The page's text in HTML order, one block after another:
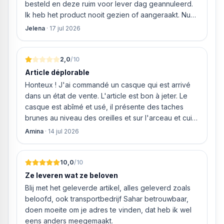
daarnaast ook de vuilgraad van het water tijdens het
wassen en past indien nodig de spoeltijd of hoeveelheid
Slimmer wassen – de wasmachine die jou kent
AI Control
Was eenvoudig en effectief met het krachtige AI Control.
De functie personaliseert je waservaring door
gewoontes te onthouden, zoals je meest gebruikte
instellingen, en op basis daarvan wasprogramma's aan te
raden. Voor extra gemak wordt ook tijdsinformatie
gegeven, zoals de status van je wasprogramma. De
SmartThings-app [5] biedt advies over wasprogramma's,
je dagelijkse planning, geeft onderhoudstips en kan via
gekoppelde apparaten laten weten dat je wasprogramma
klaar is. Ook communiceert Auto Cycle Link [6] met je
droger om het perfecte droogprogramma te selecteren.
Verbruik tot 70% minder energie
SmartThings AI Energy Mode
Monitor en verminder het energieverbruik van je
Neff vaatwasser geleverd en ver
besteld en deze ruim voor lever dag geannuleerd.
Ik heb het product nooit gezien of aangeraakt. Nu
weigeren ze gewoon om mijn geld volledig terug te
van MIJN geld inhouden!
Jelena · 17 jul 2026
2,0/10
Article déplorable
Honteux ! J'ai commandé un casque qui est arrivé
dans un état de vente. L'article est bon à jeter. Le
casque est abîmé et usé, il présente des taches
brunes au niveau des oreilles et sur l'arceau et cuir
qui est craquelé ! Les coussins sont eux « dégonflés
Amina · 14 jul 2026
10,0/10
Ze leveren wat ze beloven
Blij met het geleverde artikel, alles geleverd zoals
beloofd, ook transportbedrijf Sahar betrouwbaar,
doen moeite om je adres te vinden, dat heb ik wel
eens anders meegemaakt.